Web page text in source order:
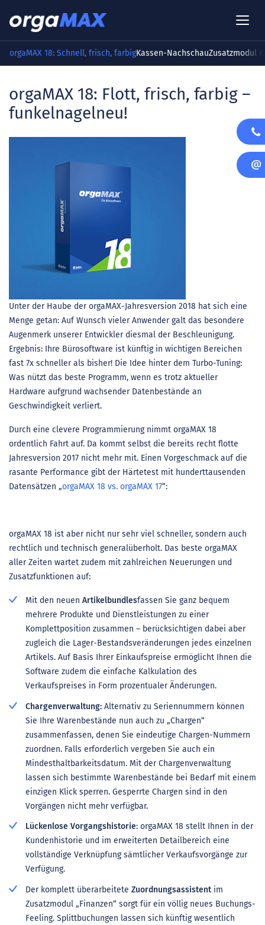
orgaMAX 18: Schnell, frisch, farbigKassen-NachschauZusatzmodul
orgaMAX 18: Flott, frisch, farbig –
funkelnagelneu!
Unter der Haube der orgaMAX-Jahresversion 2018 hat sich eine
Menge getan: Auf Wunsch vieler Anwender galt das besondere
Augenmerk unserer Entwickler diesmal der Beschleunigung.
Ergebnis: Ihre Bürosoftware ist künftig in wichtigen Bereichen
fast 7x schneller als bisher! Die Idee hinter dem Turbo-Tuning:
Was nützt das beste Programm, wenn es trotz aktueller
Hardware aufgrund wachsender Datenbestände an
Geschwindigkeit verliert.
Durch eine clevere Programmierung nimmt orgaMAX 18
ordentlich Fahrt auf. Da kommt selbst die bereits recht flotte
Jahresversion 2017 nicht mehr mit. Einen Vorgeschmack auf die
rasante Performance gibt der Härtetest mit hunderttausenden
Datensätzen „orgaMAX 18 vs. orgaMAX 17“:
orgaMAX 18 ist aber nicht nur sehr viel schneller, sondern auch
rechtlich und technisch generalüberholt. Das beste orgaMAX
aller Zeiten wartet zudem mit zahlreichen Neuerungen und
Zusatzfunktionen auf:
Mit den neuen Artikelbundlesfassen Sie ganz bequem
mehrere Produkte und Dienstleistungen zu einer
Komplettposition zusammen – berücksichtigen dabei aber
zugleich die Lager-Bestandsveränderungen jedes einzelnen
Artikels. Auf Basis Ihrer Einkaufspreise ermöglicht Ihnen die
Software zudem die einfache Kalkulation des
Verkaufspreises in Form prozentualer Änderungen.
Chargenverwaltung: Alternativ zu Seriennummern können
Sie Ihre Warenbestände nun auch zu „Chargen“
zusammenfassen, denen Sie eindeutige Chargen-Nummern
zuordnen. Falls erforderlich vergeben Sie auch ein
Mindesthaltbarkeitsdatum. Mit der Chargenverwaltung
lassen sich bestimmte Warenbestände bei Bedarf mit einem
einzigen Klick sperren. Gesperrte Chargen sind in den
Vorgängen nicht mehr verfügbar.
Lückenlose Vorgangshistorie: orgaMAX 18 stellt Ihnen in der
Kundenhistorie und im erweiterten Detailbereich eine
vollständige Verknüpfung sämtlicher Verkaufsvorgänge zur
Verfügung.
Der komplett überarbeitete Zuordnungsassistentim
Zusatzmodul „Finanzen“ sorgt für ein völlig neues Buchungs-
Feeling. Splittbuchungen lassen sich künftig wesentlich